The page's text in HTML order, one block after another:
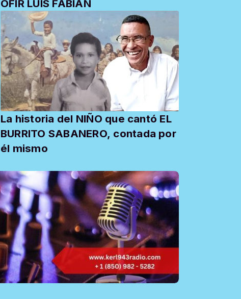
OFIR LUIS FABIAN
La historia del NIÑO que cantó EL
BURRITO SABANERO, contada por
él mismo